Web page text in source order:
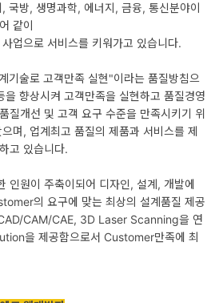
국방, 생명과학, 에너지, 금융, 통신분야이
같이
업으로 서비스를 키워가고 있습니다.
기술로 고객만족 실현"이라는 품질방침으
향상시켜 고객만족을 실현하고 품질경영
질개선 및 고객 요구 수준을 만족시키기 위
며, 업계최고 품질의 제품과 서비스를 제
고 있습니다.
인원이 주축이되어 디자인, 설계, 개발에
의 요구에 맞는 최상의 설계품질 제공
CAM/CAE, 3D Laser Scanning을 연
을 제공함으로서 Customer만족에 최